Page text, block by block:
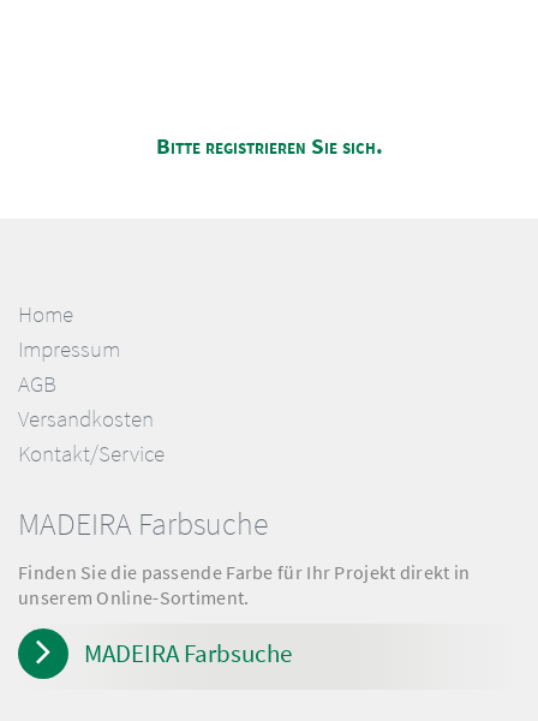
Bitte registrieren Sie sich.
Home
Impressum
AGB
Versandkosten
Kontakt/Service
MADEIRA Farbsuche
Finden Sie die passende Farbe für Ihr Projekt direkt in
unserem Online-Sortiment.
MADEIRA Farbsuche